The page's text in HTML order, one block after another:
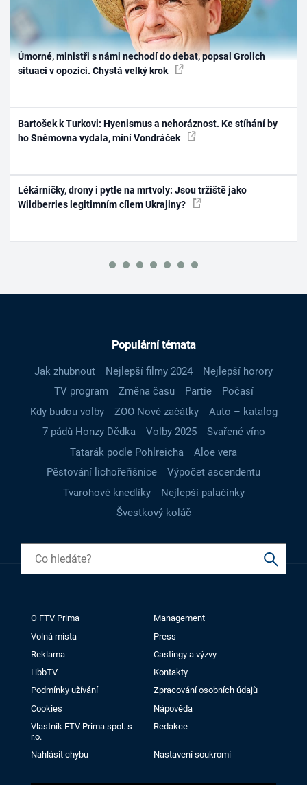
Úmorné, ministři s námi nechodí do debat, popsal Grolich
situaci v opozici. Chystá velký krok
Bartošek k Turkovi: Hyenismus a nehoráznost. Ke stíhání by
ho Sněmovna vydala, míní Vondráček
Lékárničky, drony i pytle na mrtvoly: Jsou tržiště jako
Wildberries legitimním cílem Ukrajiny?
Populární témata
Jak zhubnout Nejlepší filmy 2024
Nejlepší horory
TV program
Změna času Partie
Počasí
Kdy budou volby
ZOO Nové začátky
Auto – katalog
7 pádů Honzy Dědka
Volby 2025
Svařené víno
Tatarák podle Pohlreicha
Aloe vera
Pěstování lichořeřišnice
Výpočet ascendentu
Tvarohové knedlíky
Nejlepší palačinky
Švestkový koláč
O FTV Prima
Management
Volná místa
Press
Reklama
Castingy a výzvy
HbbTV
Kontakty
Podmínky užívání
Zpracování osobních údajů
Cookies
Nápověda
Vlastník FTV Prima spol. s
r.o.
Redakce
Nahlásit chybu Nastavení soukromí